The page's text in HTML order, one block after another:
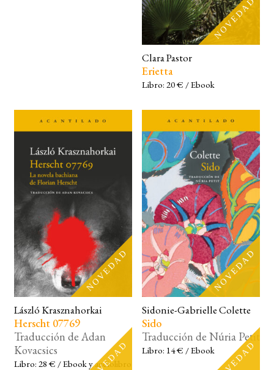
BUSCAR
LISTA DE LIBROS
Clara Pastor
Erietta
Libro: 20 € / Ebook
László Krasznahorkai
Herscht 07769
Traducción de Adan
Kovacsics
Libro: 28 € / Ebook y audiolibro
Sidonie-Gabrielle Colette
Sido
Traducción de Núria Petit
Libro: 14 € / Ebook